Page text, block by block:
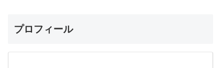
プロフィール